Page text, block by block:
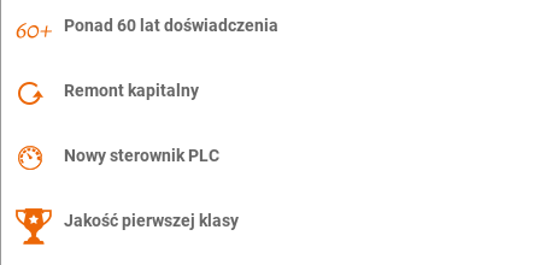
Ponad 60 lat doświadczenia
Remont kapitalny
Nowy sterownik PLC
Jakość pierwszej klasy